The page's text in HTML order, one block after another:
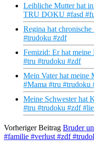
Leibliche Mutter hat
TRU DOKU #fasd
Regina hat
#trudoku #zdf
Femizid: Er hat meine
#tru #trudoku #zdf
Mein Vater hat meine
#Mama #tru #trudoku
Meine Schwester hat
#tru #trudoku #zdf
Vorheriger Beitrag Bruder
#familie #verlust #zdf